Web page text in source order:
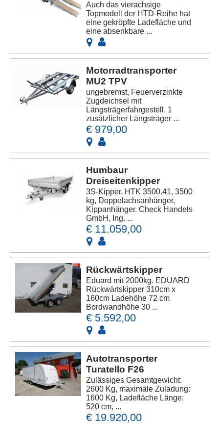
Auch das vierachsige
Topmodell der HTD-Reihe hat
eine gekröpfte Ladefläche und
eine absenkbare ...
Motorradtransporter
MU2 TPV
ungebremst, Feuerverzinkte
Zugdeichsel mit
Längsträgerfahrgestell, 1
zusätzlicher Längsträger ...
€ 979,00
Humbaur
Dreiseitenkipper
3S-Kipper, HTK 3500.41, 3500
kg, Doppelachsanhänger,
Kippanhänger. Check Handels
GmbH, Ing. ...
€ 11.059,00
Rückwärtskipper
Eduard mit 2000kg. EDUARD
Rückwärtskipper 310cm x
160cm Ladehöhe 72 cm
Bordwandhöhe 30 ...
€ 5.592,00
Autotransporter
Turatello F26
Zulässiges Gesamtgewicht:
2600 Kg, maximale Zuladung:
1600 Kg, Ladefläche Länge:
520 cm, ...
€ 19.920,00